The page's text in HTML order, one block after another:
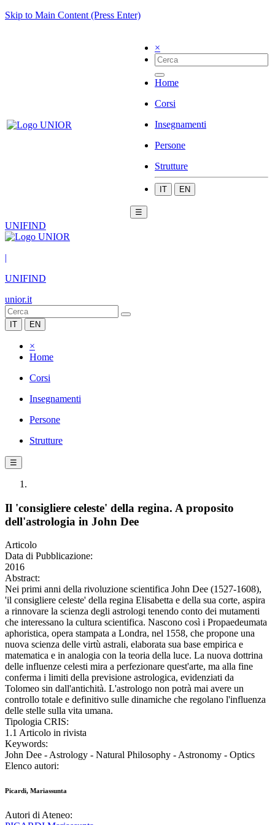
Skip to Main Content (Press Enter)
×
Home
Corsi
Insegnamenti
Persone
Strutture
IT EN
☰
UNIFIND
|
UNIFIND
unior.it
IT EN
×
Home
Corsi
Insegnamenti
Persone
Strutture
☰
Il 'consigliere celeste' della regina. A proposito
dell'astrologia in John Dee
Articolo
Data di Pubblicazione:
2016
Abstract:
Nei primi anni della rivoluzione scientifica John Dee (1527-1608),
'il consigliere celeste' della regina Elisabetta e della sua corte, aspira
a rinnovare la scienza degli astrologi tenendo conto dei mutamenti
che interessano la cultura scientifica. Nascono così i Propaedeumata
aphoristica, opera stampata a Londra, nel 1558, che propone una
nuova scienza delle virtù astrali, elaborata sua base empirica e
matematica e in analogia con la teoria della luce. La nuova dottrina
delle influenze celesti mira a perfezionare quest'arte, ma alla fine
conferma i limiti della previsione astrologica, evidenziati da
Tolomeo sin dall'antichità. L'astrologo non potrà mai avere un
controllo totale e definitivo sulle dinamiche che regolano l'influenza
delle stelle sulla vita umana.
Tipologia CRIS:
1.1 Articolo in rivista
Keywords:
John Dee - Astrology - Natural Philosophy - Astronomy - Optics
Elenco autori:
Picardi, Mariassunta
Autori di Ateneo: